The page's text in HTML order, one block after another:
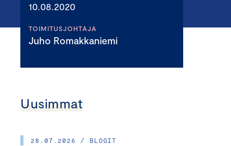
10.08.2020
TOIMITUSJOHTAJA
Juho Romakkaniemi
Uusimmat
28.07.2026 / BLOGIT